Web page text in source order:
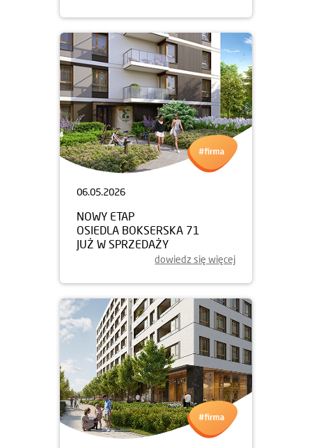
06.05.2026
NOWY ETAP
OSIEDLA BOKSERSKA 71
JUŻ W SPRZEDAŻY
dowiedz się więcej